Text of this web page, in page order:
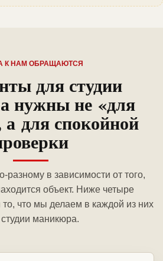
К НАМ ОБРАЩАЮТСЯ
для студии
нужны не «для
а для спокойной
разному в зависимости от того,
объект. Ниже четыре
что мы делаем в каждой из них
маникюра.